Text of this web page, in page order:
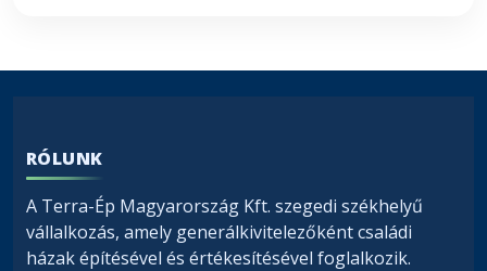
RÓLUNK
A Terra-Ép Magyarország Kft. szegedi székhelyű
vállalkozás, amely generálkivitelezőként családi
házak építésével és értékesítésével foglalkozik.